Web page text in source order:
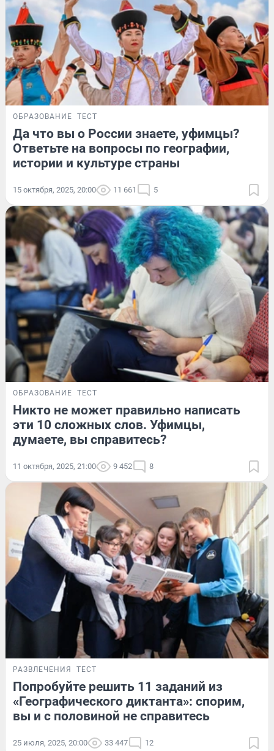
ОБРАЗОВАНИЕ ТЕСТ
Да что вы о России знаете, уфимцы?
Ответьте на вопросы по географии,
истории и культуре страны
15 октября, 2025, 20:00 11 661 5
ОБРАЗОВАНИЕ ТЕСТ
Никто не может правильно написать
эти 10 сложных слов. Уфимцы,
думаете, вы справитесь?
11 октября, 2025, 21:00 9 452 8
РАЗВЛЕЧЕНИЯ ТЕСТ
Попробуйте решить 11 заданий из
«Географического диктанта»: спорим,
вы и с половиной не справитесь
25 июля, 2025, 20:00 33 447 12